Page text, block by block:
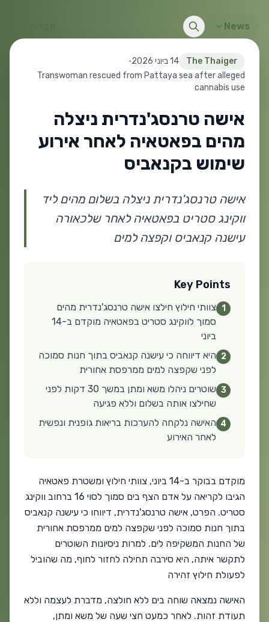
News
The Thaiger 14 ביוני 2026
•
Transwoman rescued from Pattaya sea after alleged
cannabis use
אישה טרנסג'נדרית ניצלה
מהים בפאטאיה לאחר אירוע
שימוש בקנאביס
אישה טרנסג'נדרית ניצלה בשלום מהים ליד
ווקינג סטריט בפאטאיה לאחר שלכאורה
עישנה קנאביס וקפצה למים
Key Points
1
צוותי חילוץ חילצו אישה טרנסג'נדרית מהים
סמוך לווקינג סטריט בפאטאיה מוקדם ב-14
ביוני
2 היא דיווחה כי עישנה קנאביס בתוך חנות סמוכה
לפני שקפצה למים ממרפסת אחורית
3
שוטרים ניהלו משא ומתן במשך 30 דקות לפני
שחילצו אותה בשלום וללא פגיעה
4 האישה נלקחה להערכות בריאות גופנית ונפשית
לאחר האירוע
מוקדם בבוקר ב-14 ביוני, צוותי חילוץ ומשטרת פאטאיה
הגיבו לקריאה על אדם הצף בים סמוך לסוי 16 ברחוב ווקינג
סטריט. הפרט, אישה טרנסג'נדרית, דיווחו כי עישנה קנאביס
בתוך חנות סמוכה לפני שקפצה למים ממרפסת אחורית
של החנות המשקיפה לים. למרות ניסיונות השוטרים
לתקשר איתה, היא סירבה תחילה לחזור לחוף, מה שהוביל
לפעולת חילוץ זהירה
האישה נמצאה שוחה בים ללא חולצה, מדברת לעצמה וללא
תעודת זהות. לאחר כמעט חצי שעה של משא ומתן,